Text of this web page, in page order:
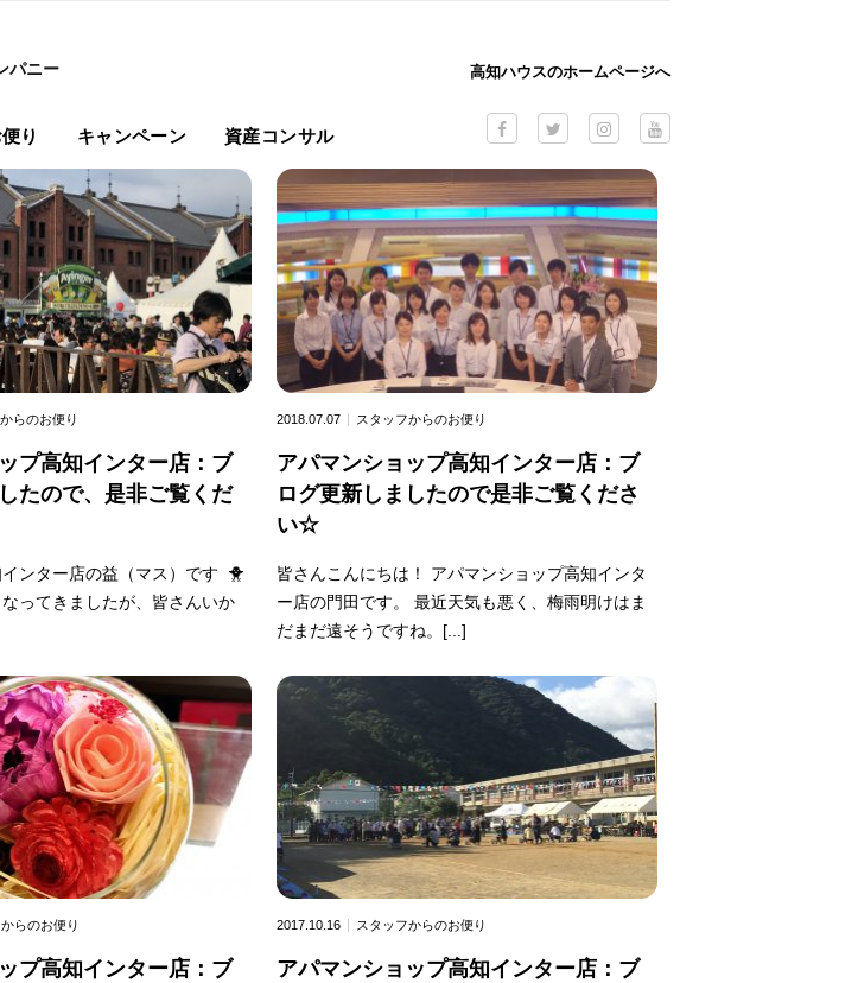
パニー
り キャンペーン 資産コンサル
高知ハウスのホームページへ
らのお便り
プ高知インター店：ブ
たので、是非ご覧くだ
ンター店の益（マス）です 🐥
ってきましたが、皆さんいか
2018.07.07 スタッフからのお便り
アパマンショップ高知インター店：ブ
ログ更新しましたので是非ご覧くださ
い☆
皆さんこんにちは！ アパマンショップ高知インタ
ー店の門田です。 最近天気も悪く、梅雨明けはま
だまだ遠そうですね。[...]
らのお便り
プ高知インター店：ブ
2017.10.16 スタッフからのお便り
アパマンショップ高知インター店：ブ